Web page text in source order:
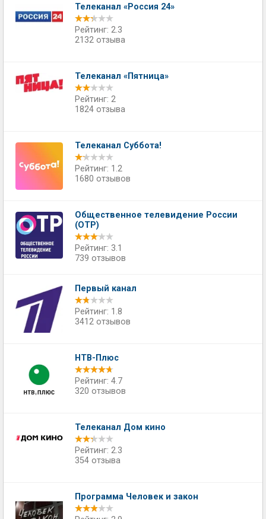
Телеканал «Россия 24»
Рейтинг: 2.3
2132 отзыва
Телеканал «Пятница»
Рейтинг: 2
1824 отзыва
Телеканал Суббота!
Рейтинг: 1.2
1680 отзывов
Общественное телевидение России
(ОТР)
Рейтинг: 3.1
739 отзывов
Первый канал
Рейтинг: 1.8
3412 отзывов
НТВ-Плюс
Рейтинг: 4.7
320 отзывов
Телеканал Дом кино
Рейтинг: 2.3
354 отзыва
Программа Человек и закон